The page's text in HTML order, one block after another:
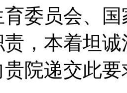
委员会、
，本着坦
院递交此要